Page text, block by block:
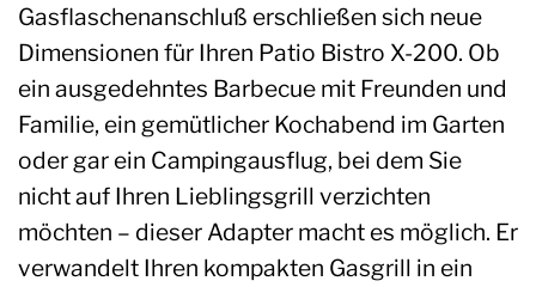
Gasflaschenanschluß erschließen sich neue
Dimensionen für Ihren Patio Bistro X-200. Ob
ein ausgedehntes Barbecue mit Freunden und
Familie, ein gemütlicher Kochabend im Garten
oder gar ein Campingausflug, bei dem Sie
nicht auf Ihren Lieblingsgrill verzichten
möchten – dieser Adapter macht es möglich. Er
verwandelt Ihren kompakten Gasgrill in ein